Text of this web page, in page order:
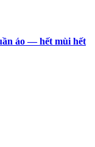
áo — hết mùi hết